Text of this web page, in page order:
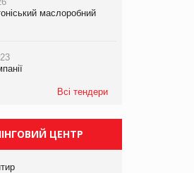
компанії «УкраМарин»
маслоробний
Всі тендери
ЦЕНТР